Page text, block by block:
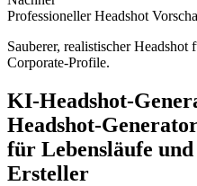
Professioneller Headshot
Sauberer, realistischer
Corporate-Profile.
KI-Headshot-
Headshot-
für Lebensläufe
Ersteller